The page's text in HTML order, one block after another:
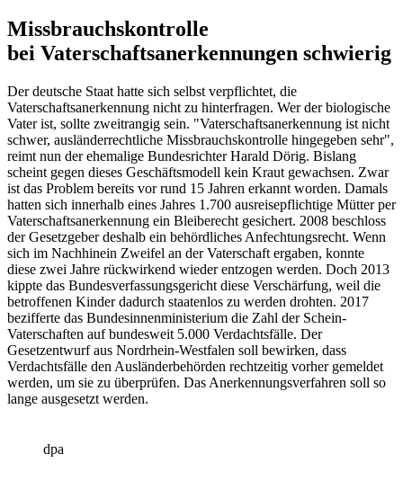
Missbrauchskontrolle
bei Vaterschaftsanerkennungen schwierig
Der deutsche Staat hatte sich selbst verpflichtet, die
Vaterschaftsanerkennung nicht zu hinterfragen. Wer der biologische
Vater ist, sollte zweitrangig sein. "Vaterschaftsanerkennung ist nicht
schwer, ausländerrechtliche Missbrauchskontrolle hingegeben sehr",
reimt nun der ehemalige Bundesrichter Harald Dörig. Bislang
scheint gegen dieses Geschäftsmodell kein Kraut gewachsen. Zwar
ist das Problem bereits vor rund 15 Jahren erkannt worden. Damals
hatten sich innerhalb eines Jahres 1.700 ausreisepflichtige Mütter per
Vaterschaftsanerkennung ein Bleiberecht gesichert. 2008 beschloss
der Gesetzgeber deshalb ein behördliches Anfechtungsrecht. Wenn
sich im Nachhinein Zweifel an der Vaterschaft ergaben, konnte
diese zwei Jahre rückwirkend wieder entzogen werden. Doch 2013
kippte das Bundesverfassungsgericht diese Verschärfung, weil die
betroffenen Kinder dadurch staatenlos zu werden drohten. 2017
bezifferte das Bundesinnenministerium die Zahl der Schein-
Vaterschaften auf bundesweit 5.000 Verdachtsfälle. Der
Gesetzentwurf aus Nordrhein-Westfalen soll bewirken, dass
Verdachtsfälle den Ausländerbehörden rechtzeitig vorher gemeldet
werden, um sie zu überprüfen. Das Anerkennungsverfahren soll so
lange ausgesetzt werden.
dpa